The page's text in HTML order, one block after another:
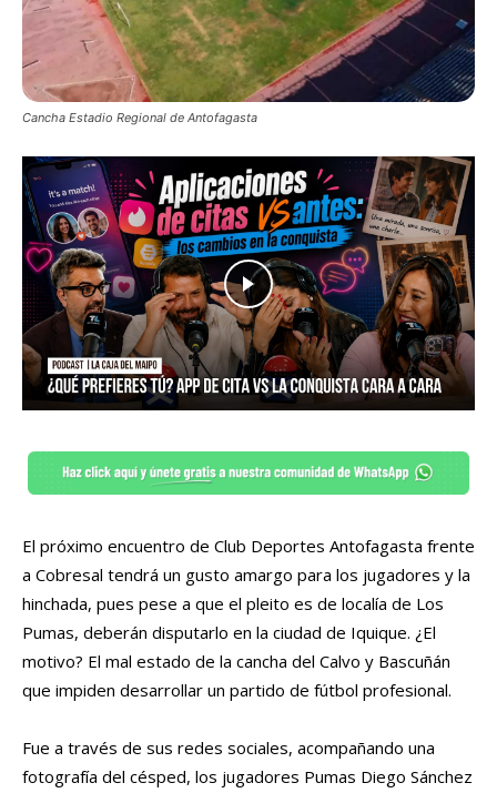
Cancha Estadio Regional de Antofagasta
El próximo encuentro de Club Deportes Antofagasta frente
a Cobresal tendrá un gusto amargo para los jugadores y la
hinchada, pues pese a que el pleito es de localía de Los
Pumas, deberán disputarlo en la ciudad de Iquique. ¿El
motivo? El mal estado de la cancha del Calvo y Bascuñán
que impiden desarrollar un partido de fútbol profesional.
Fue a través de sus redes sociales, acompañando una
fotografía del césped, los jugadores Pumas Diego Sánchez